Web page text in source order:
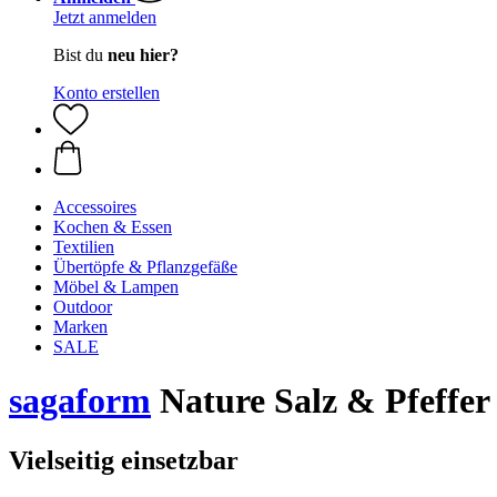
Jetzt anmelden
Bist du neu hier?
Konto erstellen
Accessoires
Kochen & Essen
Textilien
Übertöpfe & Pflanzgefäße
Möbel & Lampen
Outdoor
Marken
SALE
sagaform Nature Salz & Pfeffer
Vielseitig einsetzbar